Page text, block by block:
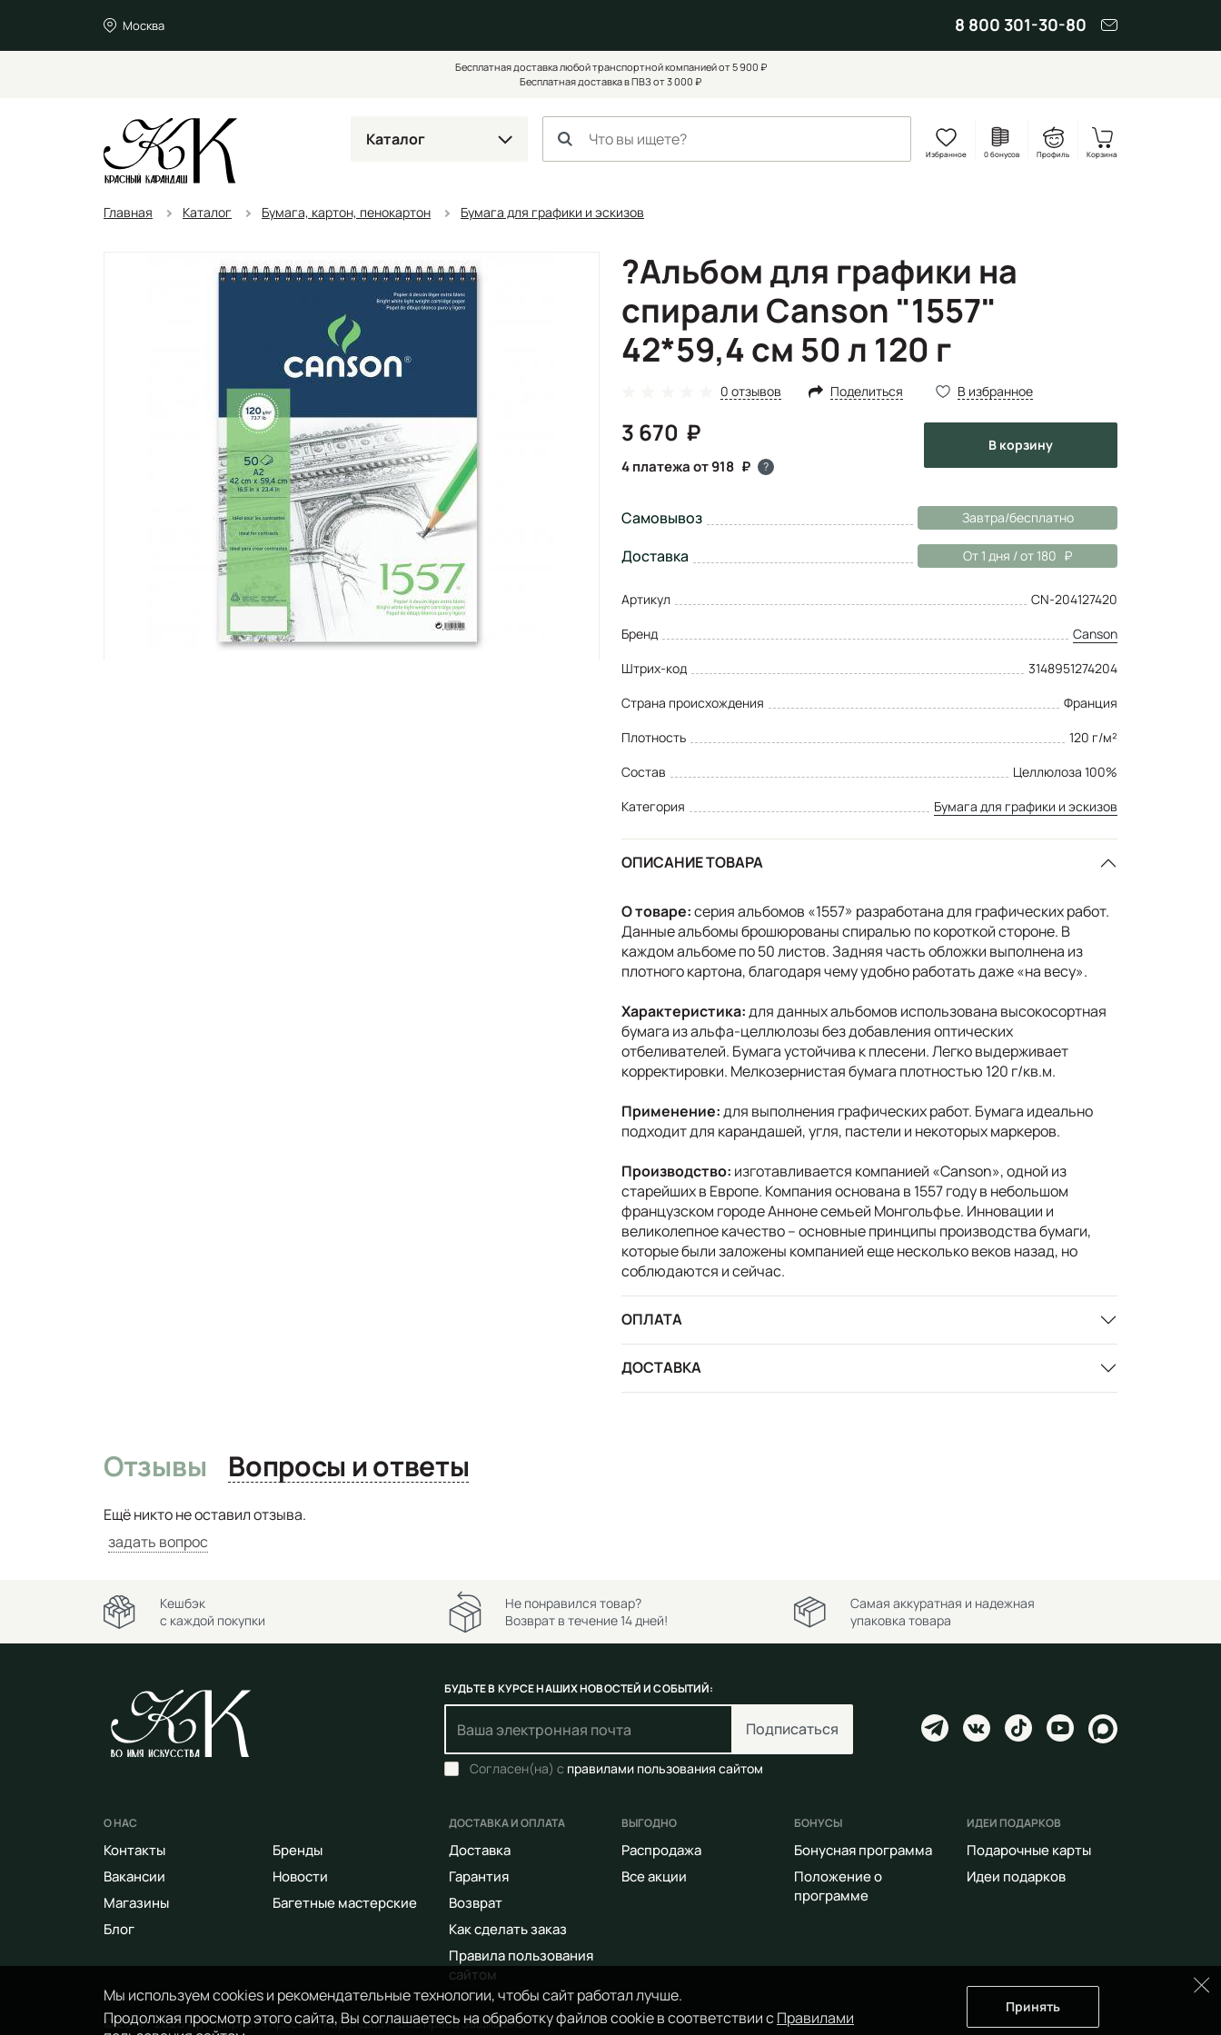
Москва 8 800 301-30-80
Бесплатная доставка любой транспортной компанией от 5 900 ₽
Бесплатная доставка в ПВЗ от 3 000 ₽
Каталог
Избранное 0 бонусов Профиль Корзина
Главная Каталог Бумага, картон, пенокартон Бумага для графики и эскизов
?Альбом для графики на
спирали Canson "1557"
42*59,4 см 50 л 120 г
0 отзывов Поделиться В избранное
3 670
4 платежа от 918 ?
в корзину
Самовывоз Завтра/бесплатно
Доставка От 1 дня / от 180
Артикул
CN-204127420
Бренд
Canson
Штрих-код
3148951274204
Страна происхождения
Франция
Плотность
120 г/м²
Состав
Целлюлоза 100%
Категория
Бумага для графики и эскизов
ОПИСАНИЕ ТОВАРА
О товаре:серия альбомов «1557» разработана для графических работ.
Данные альбомы брошюрованы спиралью по короткой стороне. В
каждом альбоме по 50 листов. Задняя часть обложки выполнена из
плотного картона, благодаря чему удобно работать даже «на весу».
Характеристика:для данных альбомов использована высокосортная
бумага из альфа-целлюлозы без добавления оптических
отбеливателей. Бумага устойчива к плесени. Легко выдерживает
корректировки. Мелкозернистая бумага плотностью 120 г/кв.м.
Применение:для выполнения графических работ. Бумага идеально
подходит для карандашей, угля, пастели и некоторых маркеров.
Производство: изготавливается компанией «Canson», одной из
старейших в Европе. Компания основана в 1557 году в небольшом
французском городе Анноне семьей Монгольфье. Инновации и
великолепное качество – основные принципы производства бумаги,
которые были заложены компанией еще несколько веков назад, но
соблюдаются и сейчас.
ОПЛАТА
ДОСТАВКА
Отзывы Вопросы и ответы
Ещё никто не оставил отзыва.
задать вопрос
Мы используем cookies и рекомендательные технологии, чтобы сайт работал лучше.
Продолжая просмотр этого сайта, Вы соглашаетесь на обработку файлов cookie в соответствии сПравилами
Принять
Кешбэк
с каждой покупки
Не понравился товар?
Возврат в течение 14 дней!
Самая аккуратная и надежная
упаковка товара
БУДЬТЕ В КУРСЕ НАШИХ НОВОСТЕЙ И СОБЫТИЙ:
Подписаться
Согласен(на) с правилами пользования сайтом
О НАС
Контакты
Вакансии
Магазины
Блог
Бренды
Новости
Багетные мастерские
ДОСТАВКА И ОПЛАТА
Доставка
Гарантия
Возврат
Как сделать заказ
Правила пользования
сайтом
ВЫГОДНО
Распродажа
Все акции
БОНУСЫ
Бонусная программа
Положение о
программе
ИДЕИ ПОДАРКОВ
Подарочные карты
Идеи подарков
© 2014 - 2026 Арт-маркет «Красный Карандаш». Все права защищены